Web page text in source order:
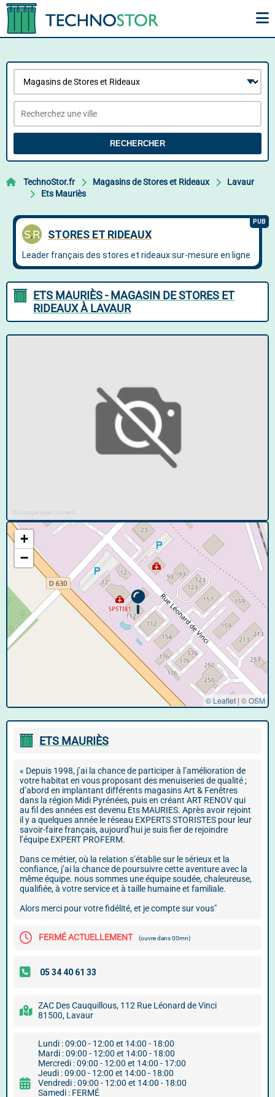
RECHERCHER
TechnoStor.fr Magasins de Stores et Rideaux
Lavaur
Ets Mauriès
ETS MAURIÈS - MAGASIN DE STORES ET
RIDEAUX À LAVAUR
© Google User Content
+
−
© Leaflet | ©OSM
ETS MAURIÈS
« Depuis 1998, j’ai la chance de participer à l’amélioration de
votre habitat en vous proposant des menuiseries de qualité ;
d’abord en implantant différents magasins Art & Fenêtres
dans la région Midi Pyrénées, puis en créant ART RENOV qui
au fil des années est devenu Ets MAURIES. Après avoir rejoint
il y a quelques année le réseau EXPERTS STORISTES pour leur
savoir-faire français, aujourd’hui je suis fier de rejoindre
l’équipe EXPERT PROFERM.
Dans ce métier, où la relation s’établie sur le sérieux et la
confiance, j’ai la chance de poursuivre cette aventure avec la
même équipe. nous sommes une équipe soudée, chaleureuse,
qualifiée, à votre service et à taille humaine et familiale.
Alors merci pour votre fidélité, et je compte sur vous"
FERMÉ ACTUELLEMENT (ouvre dans 00mn)
ZAC Des Cauquillous, 112 Rue Léonard de Vinci
81500, Lavaur
Lundi : 09:00 - 12:00 et 14:00 - 18:00
Mardi : 09:00 - 12:00 et 14:00 - 18:00
Mercredi : 09:00 - 12:00 et 14:00 - 17:00
Jeudi : 09:00 - 12:00 et 14:00 - 18:00
Vendredi : 09:00 - 12:00 et 14:00 - 18:00
Samedi : FERMÉ